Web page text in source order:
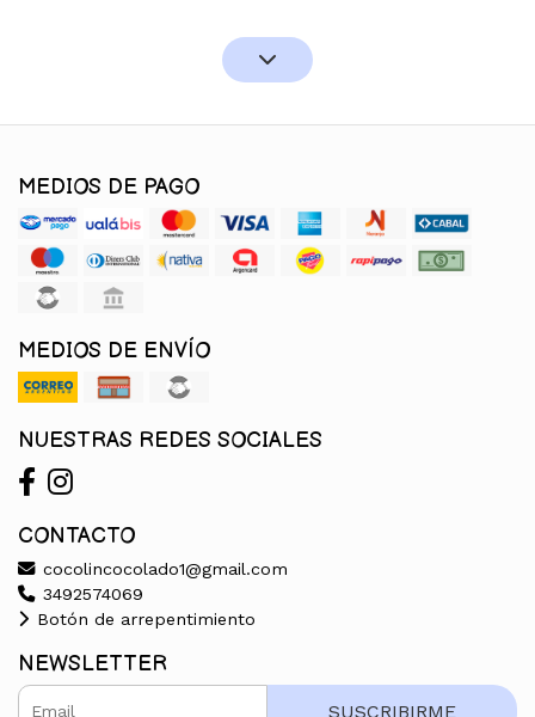
MEDIOS DE PAGO
MEDIOS DE ENVÍO
NUESTRAS REDES SOCIALES
CONTACTO
cocolincocolado1@gmail.com
3492574069
Botón de arrepentimiento
NEWSLETTER
SUSCRIBIRME